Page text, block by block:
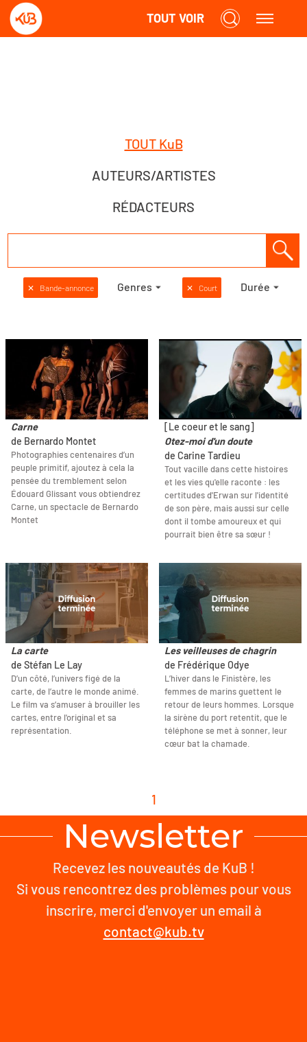
TOUT VOIR
TOUT KuB
AUTEURS/ARTISTES
RÉDACTEURS
✕ Bande-annonce Genres ✕ Court Durée
Carne
de Bernardo Montet
Photographies centenaires d’un
peuple primitif, ajoutez à cela la
pensée du tremblement selon
Édouard Glissant vous obtiendrez
Carne, un spectacle de Bernardo
Montet
[Le coeur et le sang]
Otez-moi d'un doute
de Carine Tardieu
Tout vacille dans cette histoires
et les vies qu'elle raconte : les
certitudes d'Erwan sur l'identité
de son père, mais aussi sur celle
dont il tombe amoureux et qui
pourrait bien être sa sœur !
La carte
de Stéfan Le Lay
D’un côté, l’univers figé de la
carte, de l’autre le monde animé.
Le film va s’amuser à brouiller les
cartes, entre l'original et sa
représentation.
Les veilleuses de chagrin
de Frédérique Odye
L’hiver dans le Finistère, les
femmes de marins guettent le
retour de leurs hommes. Lorsque
la sirène du port retentit, que le
téléphone se met à sonner, leur
cœur bat la chamade.
1
Newsletter
Recevez les nouveautés de KuB !
Si vous rencontrez des problèmes pour vous
inscrire, merci d'envoyer un email à
contact@kub.tv